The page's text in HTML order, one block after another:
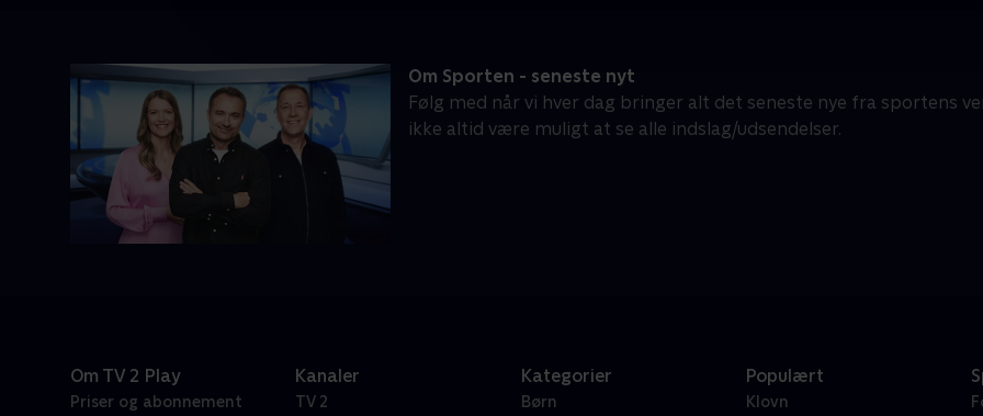
Om Sporten - seneste nyt
Følg med når vi hver dag bringer alt det seneste nye fra sportens
ikke altid være muligt at se alle indslag/udsendelser.
Om TV 2 Play
Priser og abonnement
Kanaler
TV 2
Kategorier
Børn
Populært
Klovn